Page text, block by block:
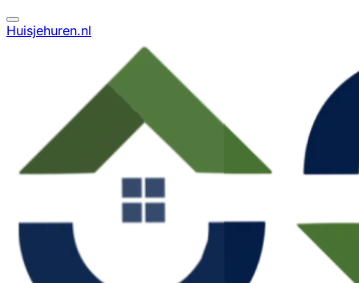
Huisjehuren.nl